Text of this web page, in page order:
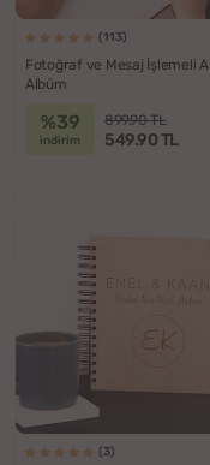
(113)
Fotoğraf ve Mesaj İşlemeli
Albüm
%39
indirim
899.90 TL
549.90 TL
(3)